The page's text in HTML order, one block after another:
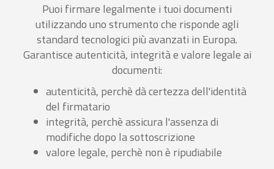
Puoi firmare legalmente i tuoi documenti
utilizzando uno strumento che risponde agli
standard tecnologici più avanzati in Europa.
Garantisce autenticità, integrità e valore legale ai
documenti:
autenticità, perchè dà certezza dell'identità
del firmatario
integrità, perchè assicura l'assenza di
modifiche dopo la sottoscrizione
valore legale, perchè non è ripudiabile